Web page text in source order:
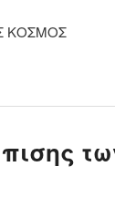
ΚΟΣΜΟΣ